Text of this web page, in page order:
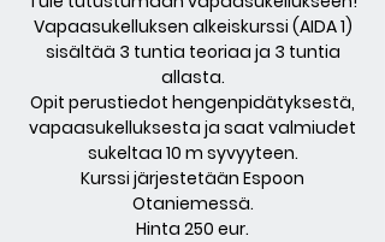
Vapaasukelluksen alkeiskurssi (AIDA 1)
sisältää 3 tuntia teoriaa ja 3 tuntia
allasta.
Opit perustiedot hengenpidätyksestä,
vapaasukelluksesta ja saat valmiudet
sukeltaa 10 m syvyyteen.
Kurssi järjestetään Espoon
Otaniemessä.
Hinta 250 eur.